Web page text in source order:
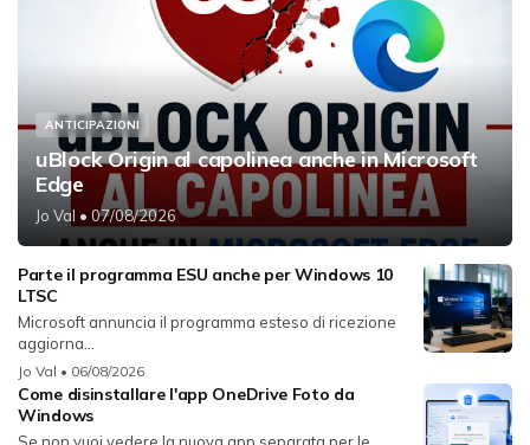
ANTICIPAZIONI
uBlock Origin al capolinea anche in Microsoft
Edge
Jo Val • 07/08/2026
Parte il programma ESU anche per Windows 10
LTSC
Microsoft annuncia il programma esteso di ricezione
aggiorna...
Jo Val • 06/08/2026
Come disinstallare l'app OneDrive Foto da
Windows